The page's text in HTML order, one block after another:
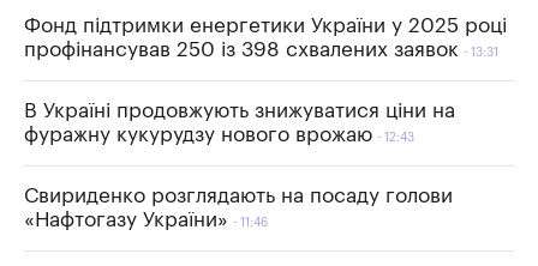
Фонд підтримки енергетики України у 2025 році
профінансував 250 із 398 схвалених заявок
13:31
В Україні продовжують знижуватися ціни на
фуражну кукурудзу нового врожаю
12:43
Свириденко розглядають на посаду голови
«Нафтогазу України»
11:46